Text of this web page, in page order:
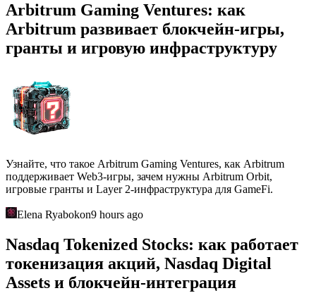
Arbitrum Gaming Ventures: как
Arbitrum развивает блокчейн-игры,
гранты и игровую инфраструктуру
Узнайте, что такое Arbitrum Gaming Ventures, как Arbitrum
поддерживает Web3-игры, зачем нужны Arbitrum Orbit,
игровые гранты и Layer 2-инфраструктура для GameFi.
Elena Ryabokon9 hours ago
Nasdaq Tokenized Stocks: как работает
токенизация акций, Nasdaq Digital
Assets и блокчейн-интеграция